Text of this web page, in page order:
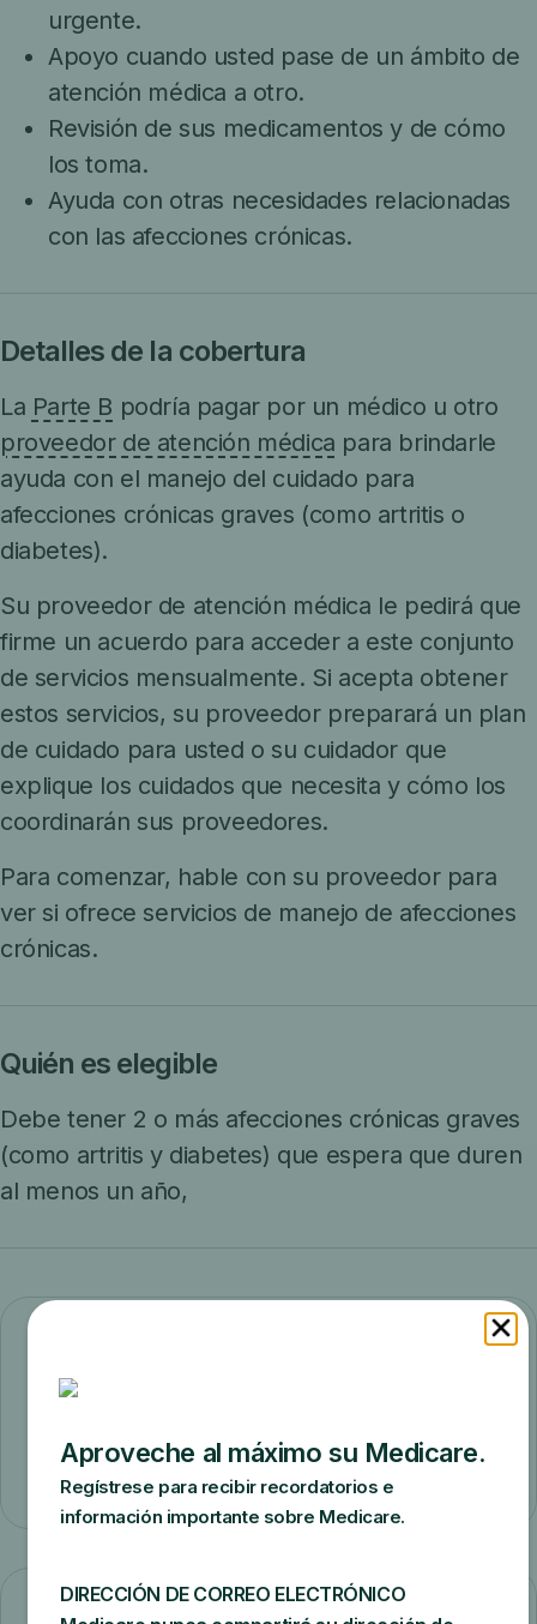
urgente.
Apoyo cuando usted pase de un ámbito de
atención médica a otro.
Revisión de sus medicamentos y de cómo
los toma.
Ayuda con otras necesidades relacionadas
con las afecciones crónicas.
Detalles de la cobertura
La Parte B podría pagar por un médico u otro
proveedor de atención médica para brindarle
ayuda con el manejo del cuidado para
afecciones crónicas graves (como artritis o
diabetes).
Su proveedor de atención médica le pedirá que
firme un acuerdo para acceder a este conjunto
de servicios mensualmente. Si acepta obtener
estos servicios, su proveedor preparará un plan
de cuidado para usted o su cuidador que
explique los cuidados que necesita y cómo los
coordinarán sus proveedores.
Para comenzar, hable con su proveedor para
ver si ofrece servicios de manejo de afecciones
crónicas.
Quién es elegible
Debe tener 2 o más afecciones crónicas graves
(como artritis y diabetes) que espera que duren
al menos un año,
Parte B, usted paga elcoseguropor estos
servicios.
Con qué frecuencia